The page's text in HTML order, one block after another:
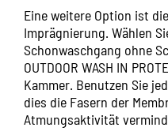
Eine weitere Option ist
Imprägnierung. Wählen
Schonwaschgang ohne
OUTDOOR WASH IN
Kammer. Benutzen Sie
dies die Fasern der
Atmungsaktivität